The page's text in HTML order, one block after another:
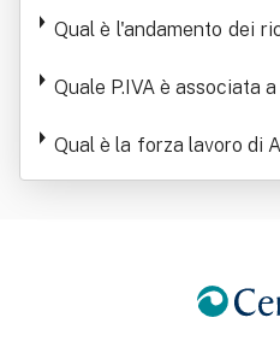
ricavi
Qual è l'andamento dei
ata
Quale P.IVA è associata
Qual è la forza lavoro di
va Dilettantistica A